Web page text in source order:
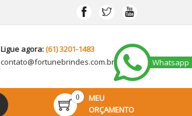
Whatsapp
Ligue agora:(61) 3201-1483
contato@fortunebrindes.com.br
0
MEU
ORÇAMENTO